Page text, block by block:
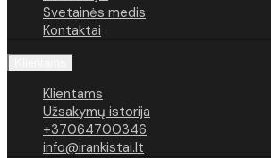
Svetainės medis
Kontaktai
Klientams
Užsakymų istorija
+37064700346
info@irankistai.lt